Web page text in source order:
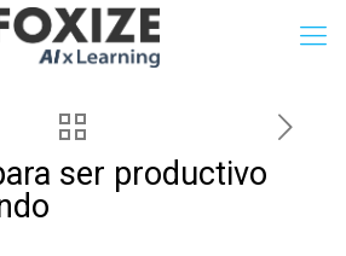
ser productivo